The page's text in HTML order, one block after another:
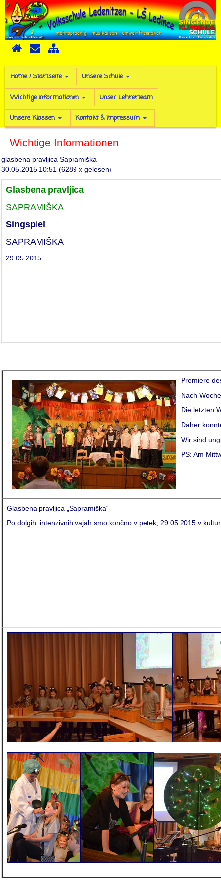
Home / Startseite Unsere Schule
Wichtige Informationen Unser Lehrerteam
Unsere Klassen Kontakt & Impressum
Wichtige Informationen
glasbena pravljica Sapramiška
30.05.2015 10:51 (6289 x gelesen)
Glasbena pravljica
SAPRAMIŠKA
Singspiel
SAPRAMIŠKA
29.05.2015
Premiere
Nach
Die letzten
Daher
Wir sind
PS: Am
Glasbena pravljica „Sapramiška“
Po dolgih, intenzivnih vajah smo končno v petek, 29.05.2015 v